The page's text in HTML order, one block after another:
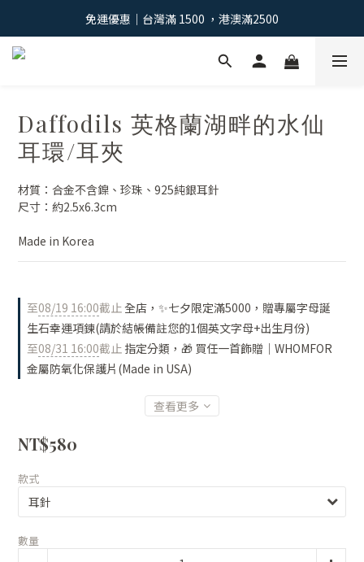
免運優惠｜台灣滿 1500 ，港澳滿2500
免運優惠｜台灣滿 1500 ，港澳滿2500
註冊會員：獲得100元購物金 >
Daffodils 英格蘭湖畔的水仙
耳環/耳夾
材質：合金不含鎳、珍珠、925純銀耳針
尺寸：約2.5x6.3cm
Made in Korea
至08/19 16:00截止全店，✨七夕限定滿5000，贈專屬字母誕
生石幸運項鍊(請於結帳備註您的1個英文字母+出生月份)
至08/31 16:00截止 指定分類，🎁 買任一首飾贈｜WHOMFOR
金屬防氧化保護片(Made in USA)
查看更多
NT$580
款式
數量